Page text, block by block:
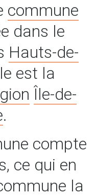
commune
dans le
Hauts-de-
est la
Île-de-
.
compte
ce qui en
la